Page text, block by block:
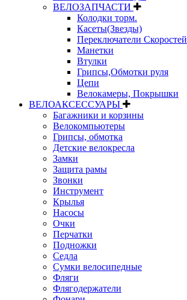
ВЕЛОЗАПЧАСТИ
Колодки торм.
Касеты(Звезды)
Переключатели Скоростей
Манетки
Втулки
Грипсы,Обмотки руля
Цепи
Велокамеры, Покрышки
ВЕЛОАКСЕССУАРЫ
Багажники и корзины
Велокомпьютеры
Грипсы, обмотка
Детские велокресла
Замки
Защита рамы
Звонки
Инструмент
Крылья
Насосы
Очки
Перчатки
Подножки
Седла
Сумки велосипедные
Фляги
Флягодержатели